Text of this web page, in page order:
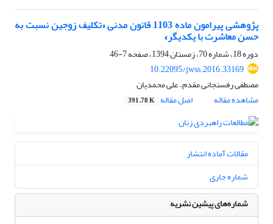
پژوهشی پیرامون ماده 1103 قانون مدنی «تکلیف زوجین نسبت به
حسن معاشرت با یکدیگر»
دوره 18، شماره 70، زمستان 1394، صفحه
7-46
10.22095/jwss.2016.33169
مصطفی رفسنجانی مقدم، علی محمدیان
مشاهده مقاله
اصل مقاله 391.78 K
مقالات آماده انتشار
شماره جاری
شماره‌های پیشین نشریه